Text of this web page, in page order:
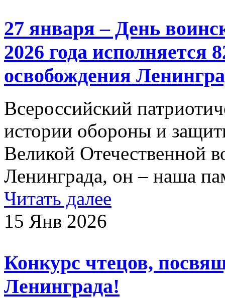
27 января – День
2026 года исполняется
освобождения
Всероссийский
истории обороны и
Великой Отечественной
Ленинграда, он – наша
Читать далее
15 Янв 2026
Конкурс чтецов,
Ленинграда!